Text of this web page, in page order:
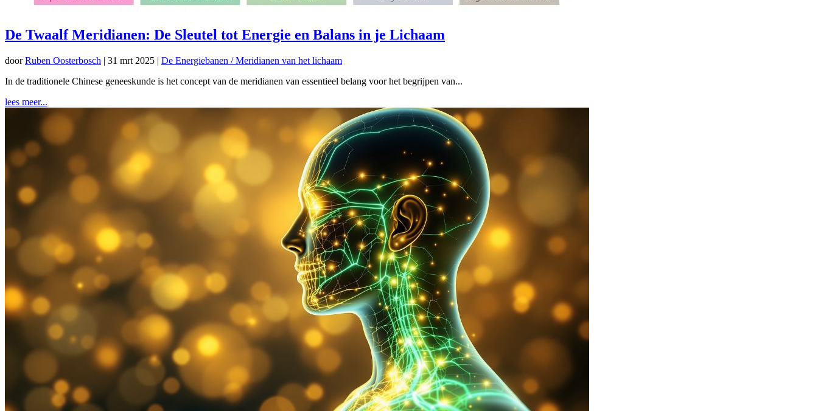
De Twaalf Meridianen: De Sleutel tot Energie en Balans in je Lichaam
doorRuben Oosterbosch | 31 mrt 2025 | De Energiebanen / Meridianen van het lichaam
In de traditionele Chinese geneeskunde is het concept van de meridianen van essentieel belang voor het begrijpen van...
lees meer...